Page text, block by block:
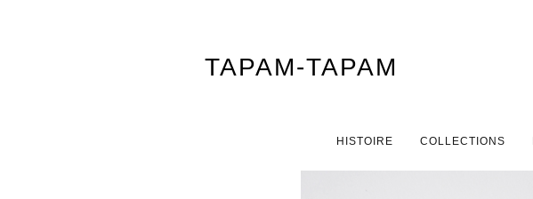
TAPAM-TAPAM
ALLER AU CONTENU PRINCIPAL
ALLER AU CONTENU SECONDAIRE
HISTOIRE COLLECTIONS